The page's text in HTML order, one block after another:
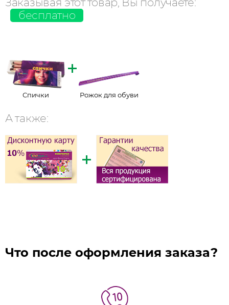
бесплатно
Спички Рожок для обуви
А также:
Что после оформления заказа?